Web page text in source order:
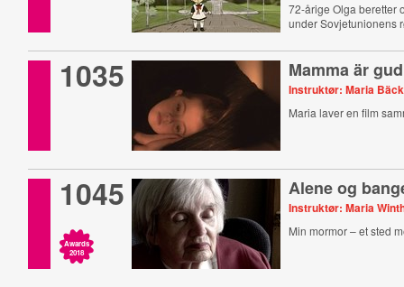
72-årige Olga beretter
under Sovjetunionens
1035 Mamma är gud
Instruktør: Maria Bäck
Maria laver en film
1045
Awards
2018
Alene og
Instruktør: Maria
Min mormor – et sted